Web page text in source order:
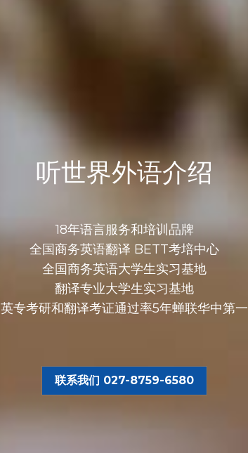
听世界外语介绍
18年语言服务和培训品牌
全国商务英语翻译 BETT考培中心
全国商务英语大学生实习基地
翻译专业大学生实习基地
英专考研和翻译考证通过率5年蝉联华中第一
联系我们 027-8759-6580